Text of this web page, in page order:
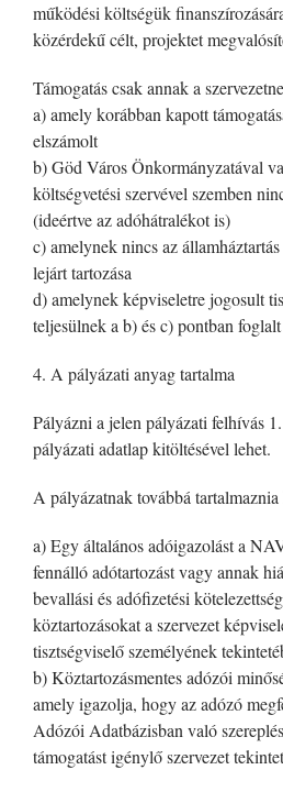
működési költségük
közérdekű célt, projektet
Támogatás csak annak a
a) amely korábban kapott
elszámolt
b) Göd Város Önkormányzatával
költségvetési szervével szemben
(ideértve az adóhátralékot is)
c) amelynek nincs az
lejárt tartozása
d) amelynek képviseletre jogosult
teljesülnek a b) és c) pontban
4. A pályázati anyag tartalma
Pályázni a jelen pályázati felhívás
pályázati adatlap kitöltésével lehet.
A pályázatnak továbbá
a) Egy általános adóigazolást a
fennálló adótartozást vagy annak
bevallási és adófizetési
köztartozásokat a szervezet
tisztségviselő személyének
b) Köztartozásmentes adózói
amely igazolja, hogy az adózó
Adózói Adatbázisban való
támogatást igénylő szervezet